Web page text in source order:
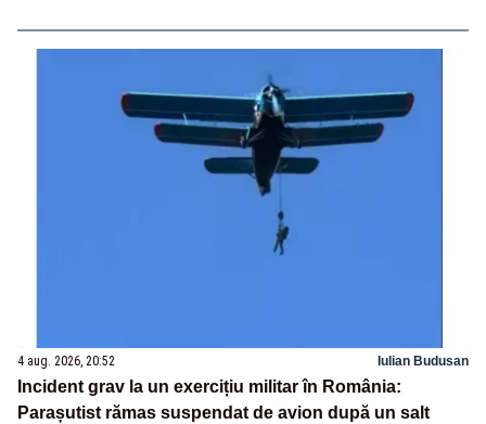
4 aug. 2026, 20:52 Iulian Budusan
Incident grav la un exercițiu militar în România:
Parașutist rămas suspendat de avion după un salt